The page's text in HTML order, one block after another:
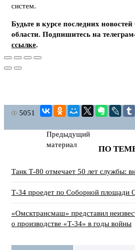
систем.
Будьте в курсе последних
области. Подпишитесь на
ссылке.
5051
Предыдущий
материал
ПО
Танк Т-80 отмечает 50 лет службы:
Т-34 проедет по Соборной площади
«Омсктрансмаш» представил
о производстве «Т-34» в годы войны